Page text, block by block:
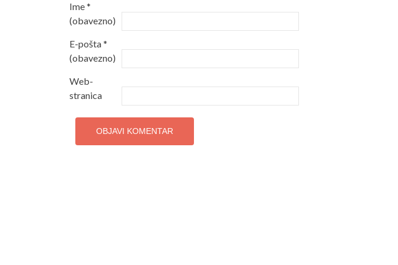
Ime*
(obavezno)
E-pošta*
(obavezno)
Web-
stranica